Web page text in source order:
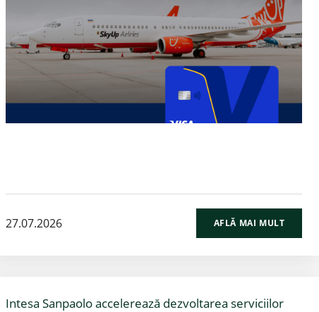
27.07.2026 AFLĂ MAI MULT
Intesa Sanpaolo accelerează dezvoltarea serviciilor